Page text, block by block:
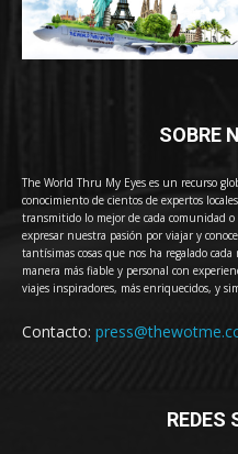
SOBRE
The World Thru My Eyes es un recurso
conocimiento de cientos de expertos
transmitido lo mejor de cada comunidad
expresar nuestra pasión por viajar y
tantísimas cosas que nos ha regalado
manera más fiable y personal con
viajes inspiradores, más enriquecidos, y
Contacto:
REDES